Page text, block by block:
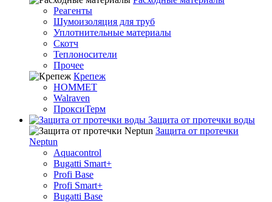
Реагенты
Шумоизоляция для труб
Уплотнительные материалы
Скотч
Теплоносители
Прочее
Крепеж
HOMMET
Walraven
ПроксиТерм
Защита от протечки воды
Защита от протечки
Neptun
Aquacontrol
Bugatti Smart+
Profi Base
Profi Smart+
Bugatti Base